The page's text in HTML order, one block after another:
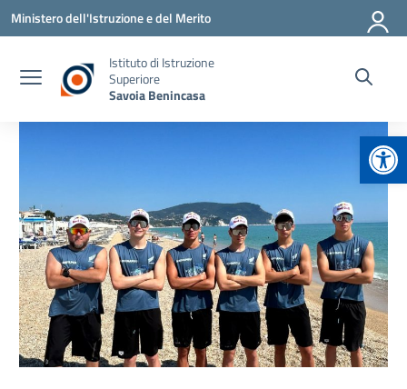
Vai ai contenuti
Vai al menu di navigazione
Vai al footer
Ministero dell'Istruzione e del Merito
Istituto di Istruzione
Superiore
Savoia Benincasa